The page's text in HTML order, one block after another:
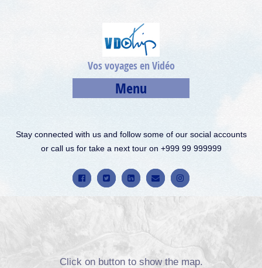
Vos voyages en Vidéo
Menu
Stay connected with us and follow some of our social accounts
or call us for take a next tour on +999 99 999999
Click on button to show the map.